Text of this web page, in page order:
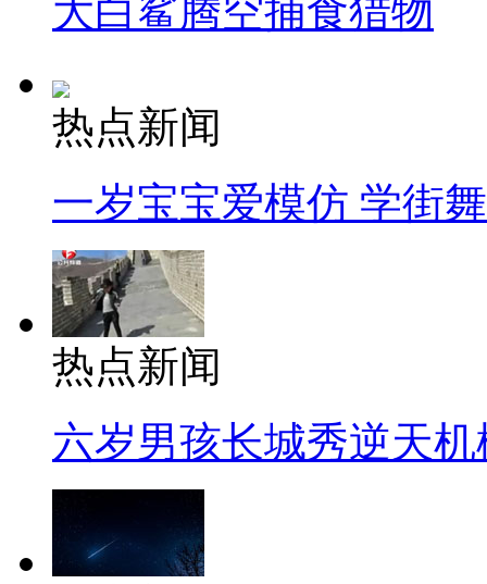
大白鲨腾空捕食猎物
热点新闻
一岁宝宝爱模仿 学街
热点新闻
六岁男孩长城秀逆天机